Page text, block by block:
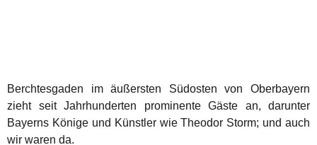
Berchtesgaden im äußersten Südosten von Oberbayern
zieht seit Jahrhunderten prominente Gäste an, darunter
Bayerns Könige und Künstler wie Theodor Storm; und auch
wir waren da.